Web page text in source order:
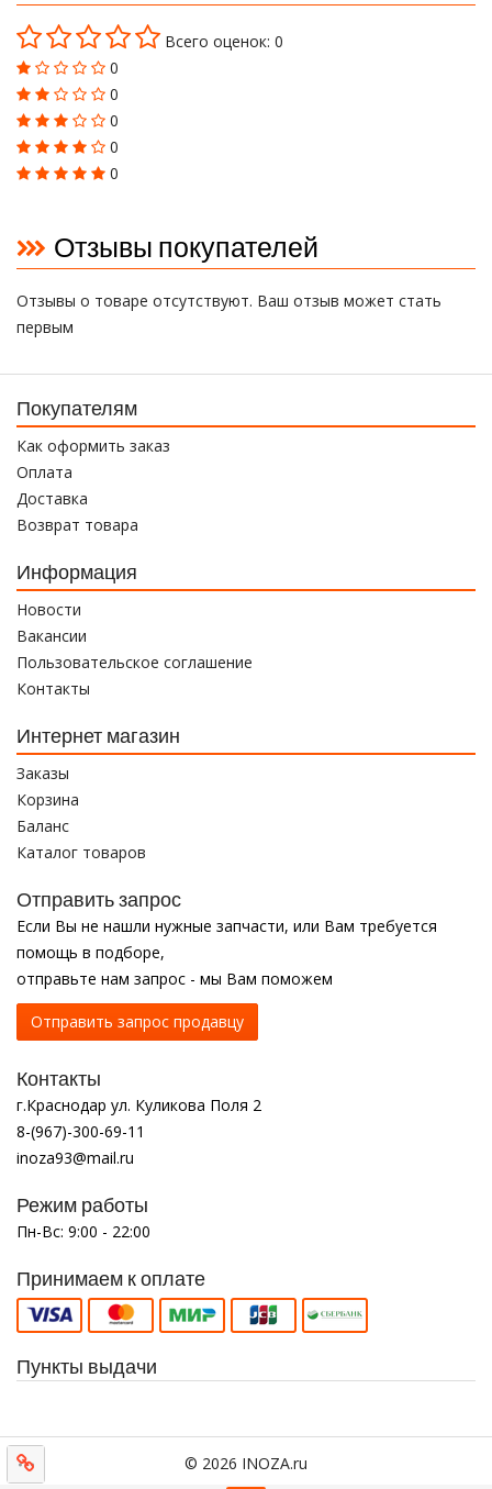
Всего оценок: 0
0
0
0
0
0
Отзывы покупателей
Отзывы о товаре отсутствуют. Ваш отзыв может стать
первым
Покупателям
Как оформить заказ
Оплата
Доставка
Возврат товара
Информация
Новости
Вакансии
Пользовательское соглашение
Контакты
Интернет магазин
Заказы
Корзина
Баланс
Каталог товаров
Отправить запрос
Если Вы не нашли нужные запчасти, или Вам требуется
помощь в подборе,
отправьте нам запрос - мы Вам поможем
Отправить запрос продавцу
Контакты
г.Краснодар ул. Куликова Поля 2
8-(967)-300-69-11
inoza93@mail.ru
Режим работы
Пн-Вс: 9:00 - 22:00
Принимаем к оплате
Пункты выдачи
© 2026 INOZA.ru